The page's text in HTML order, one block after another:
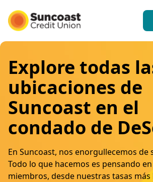
Explore todas
ubicaciones de
Suncoast en el
condado de
En Suncoast, nos enorgullecemos de
Todo lo que hacemos es pensando
miembros, desde nuestras tasas más